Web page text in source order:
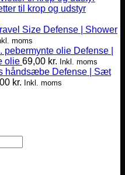
til krop og udstyr
Defense | Shower
moms
Defense |
olie 69,00 kr. Inkl. moms
Defense | Sæt
kr. Inkl. moms